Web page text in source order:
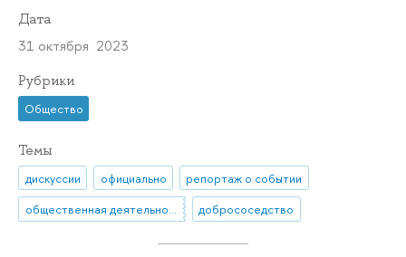
Дата
31 октября 2023
Рубрики
Общество
Темы
дискуссии официально
репортаж о событии
общественная деятельность
добрососедство